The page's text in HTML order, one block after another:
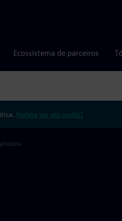
Ecossistema de parceiros
Prefere ver em inglês?